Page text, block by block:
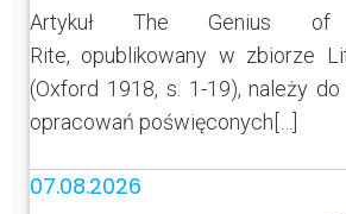
Artykuł The Genius
Rite, opublikowany w zbiorze
(Oxford 1918, s. 1-19), należy
opracowań poświęconych[…]
07.08.2026